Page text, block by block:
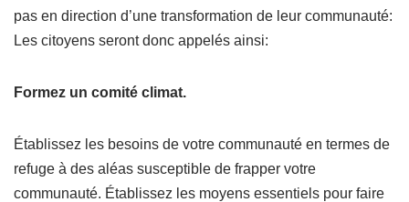
pas en direction d’une transformation de leur communauté:
Les citoyens seront donc appelés ainsi:
Formez un comité climat.
Établissez les besoins de votre communauté en termes de
refuge à des aléas susceptible de frapper votre
communauté. Établissez les moyens essentiels pour faire